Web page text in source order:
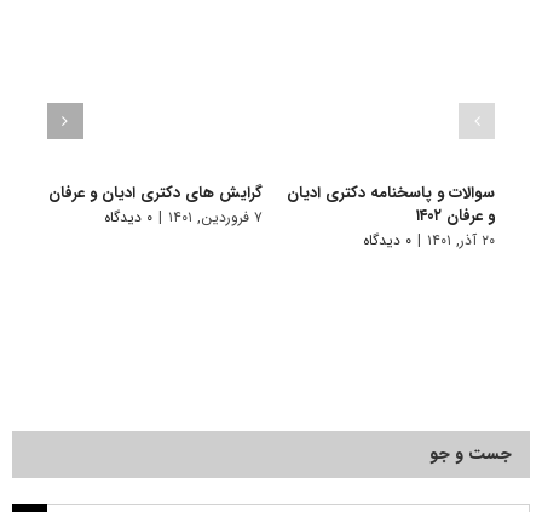
سوالات و پاسخنامه دکتری ادیان
و عرفان ۱۴۰۲
۲۰ آذر, ۱۴۰۱ | ۰ دیدگاه
گرایش های دکتری ادﻳﺎن و ﻋﺮﻓﺎن
۷ فروردین, ۱۴۰۱ | ۰ دیدگاه
جست و جو